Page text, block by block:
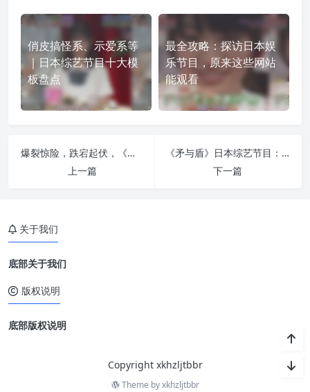
俏皮搞怪系、示爱系等
｜日本综艺节目十大模
板盘点
最全攻略：探访日本娱
乐节目，原来这些网站
能观看
爆裂惊险，跌宕起伏，《爆裂老爹》在线观看全部开启惊险之旅
上一篇
《矛与盾》日本综艺节目：不一样的体验，上演最激烈的实战
下一篇
关于我们
底部关于我们
版权说明
底部版权说明
Copyright xkhzljtbbr
Theme byxkhzljtbbr